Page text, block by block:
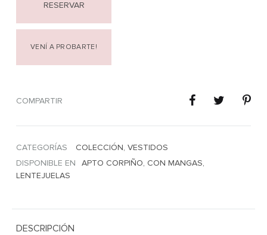
RESERVAR
VENÍ A PROBARTE!
COMPARTIR
CATEGORÍAS COLECCIÓN, VESTIDOS
DISPONIBLE EN
APTO CORPIÑO, CON MANGAS,
LENTEJUELAS
DESCRIPCIÓN